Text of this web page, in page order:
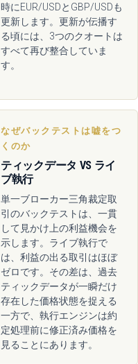
時にEUR/USDとGBP/USDも
更新します。更新が伝播す
る頃には、3つのクオートは
すべて再び整合していま
す。
なぜバックテストは嘘をつ
くのか
ティックデータ VS ライ
ブ執行
単一ブローカー三角裁定取
引のバックテストは、一貫
して見かけ上の利益機会を
示します。ライブ執行で
は、利益の出る取引はほぼ
ゼロです。その差は、過去
ティックデータが一瞬だけ
存在した価格状態を捉える
一方で、執行エンジンは約
定処理前に修正済み価格を
見ることにあります。